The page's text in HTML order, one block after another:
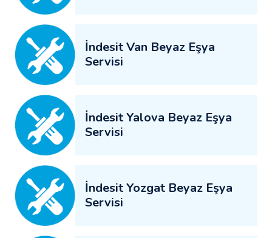
İndesit Van Beyaz Eşya
Servisi
İndesit Yalova Beyaz Eşya
Servisi
İndesit Yozgat Beyaz Eşya
Servisi